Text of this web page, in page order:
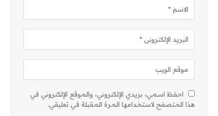
احفظ اسمي، بريدي الإلكتروني، والموقع الإلكتروني في
هذا المتصفح لاستخدامها المرة المقبلة في تعليقي.